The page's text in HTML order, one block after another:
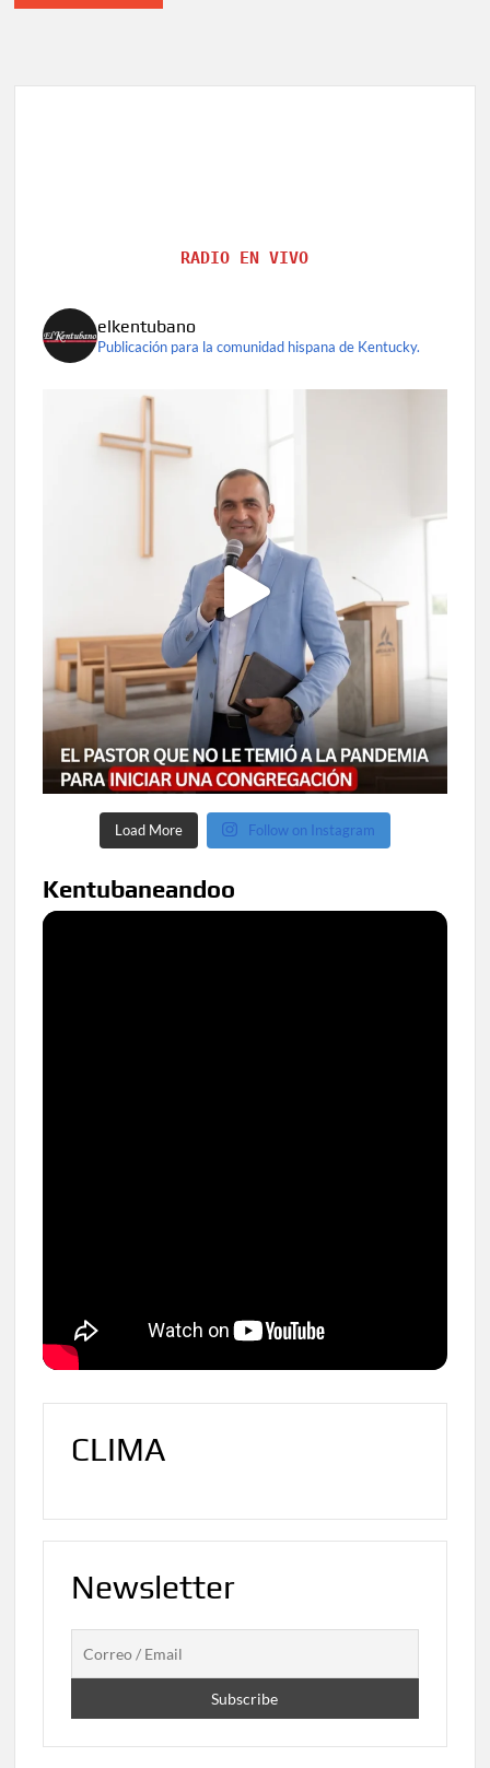
RADIO EN VIVO
elkentubano
Publicación para la comunidad hispana de Kentucky.
Load More Follow on Instagram
Kentubaneandoo
CLIMA
Newsletter